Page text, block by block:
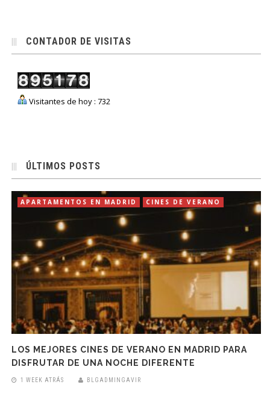
CONTADOR DE VISITAS
Visitantes de hoy : 732
ÚLTIMOS POSTS
APARTAMENTOS EN MADRID CINES DE VERANO
LOS MEJORES CINES DE VERANO EN MADRID PARA
DISFRUTAR DE UNA NOCHE DIFERENTE
1 WEEK ATRÁS BLGADMINGAVIR